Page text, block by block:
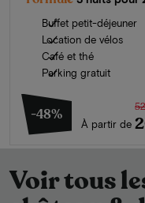
Buffet petit-déjeuner
Location de vélos
Café et thé
Parking gratuit
-48%
À partir de
Voir tous